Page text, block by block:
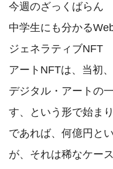
今週のざっくばらん
中学生にも分かる
ジェネラティブNFT
アートNFTは、当初
デジタル・アートの
す、という形で始ま
であれば、何億円と
が、それは稀なケー